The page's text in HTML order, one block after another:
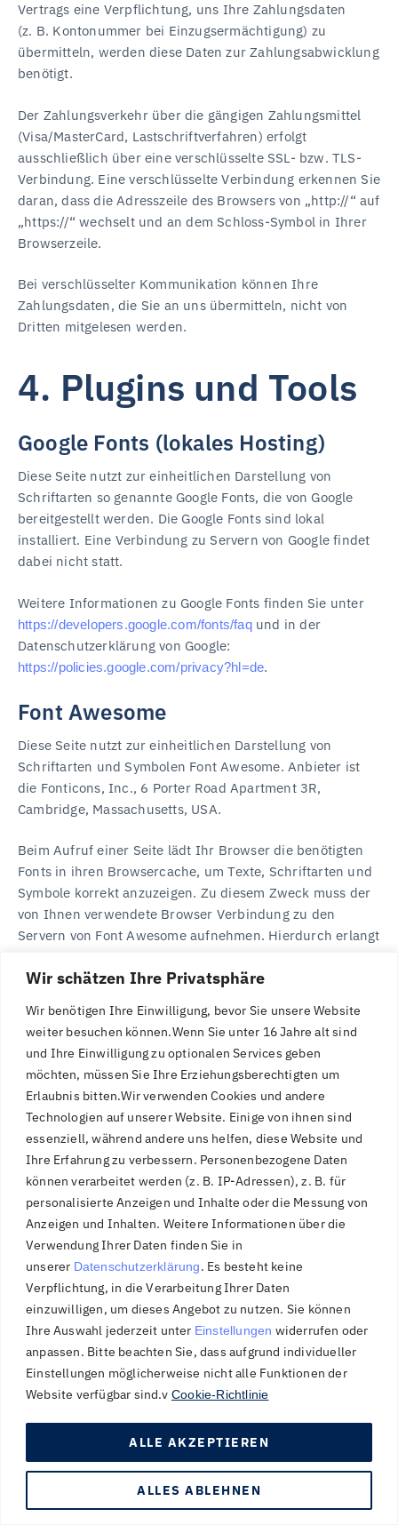
Wir schätzen Ihre Privatsphäre
Wir benötigen Ihre Einwilligung, bevor Sie unsere Website
weiter besuchen können.Wenn Sie unter 16 Jahre alt sind
und Ihre Einwilligung zu optionalen Services geben
möchten, müssen Sie Ihre Erziehungsberechtigten um
Erlaubnis bitten.Wir verwenden Cookies und andere
Technologien auf unserer Website. Einige von ihnen sind
essenziell, während andere uns helfen, diese Website und
Ihre Erfahrung zu verbessern. Personenbezogene Daten
können verarbeitet werden (z. B. IP-Adressen), z. B. für
personalisierte Anzeigen und Inhalte oder die Messung von
Anzeigen und Inhalten. Weitere Informationen über die
Verwendung Ihrer Daten finden Sie in
unserer Datenschutzerklärung. Es besteht keine
Verpflichtung, in die Verarbeitung Ihrer Daten
einzuwilligen, um dieses Angebot zu nutzen. Sie können
Ihre Auswahl jederzeit unter Einstellungen widerrufen oder
anpassen. Bitte beachten Sie, dass aufgrund individueller
Einstellungen möglicherweise nicht alle Funktionen der
Website verfügbar sind.v Cookie-Richtlinie
ALLES ABLEHNEN
ALLE AKZEPTIEREN
Vertrags eine Verpflichtung, uns Ihre Zahlungsdaten
(z. B. Kontonummer bei Einzugsermächtigung) zu
übermitteln, werden diese Daten zur Zahlungsabwicklung
benötigt.
Der Zahlungsverkehr über die gängigen Zahlungsmittel
(Visa/MasterCard, Lastschriftverfahren) erfolgt
ausschließlich über eine verschlüsselte SSL- bzw. TLS-
Verbindung. Eine verschlüsselte Verbindung erkennen Sie
daran, dass die Adresszeile des Browsers von „http://“ auf
„https://“ wechselt und an dem Schloss-Symbol in Ihrer
Browserzeile.
Bei verschlüsselter Kommunikation können Ihre
Zahlungsdaten, die Sie an uns übermitteln, nicht von
Dritten mitgelesen werden.
4. Plugins und Tools
Google Fonts (lokales Hosting)
Diese Seite nutzt zur einheitlichen Darstellung von
Schriftarten so genannte Google Fonts, die von Google
bereitgestellt werden. Die Google Fonts sind lokal
installiert. Eine Verbindung zu Servern von Google findet
dabei nicht statt.
Weitere Informationen zu Google Fonts finden Sie unter
https://developers.google.com/fonts/faqund in der
Datenschutzerklärung von Google:
https://policies.google.com/privacy?hl=de.
Font Awesome
Diese Seite nutzt zur einheitlichen Darstellung von
Schriftarten und Symbolen Font Awesome. Anbieter ist
die Fonticons, Inc., 6 Porter Road Apartment 3R,
Cambridge, Massachusetts, USA.
Beim Aufruf einer Seite lädt Ihr Browser die benötigten
Fonts in ihren Browsercache, um Texte, Schriftarten und
Symbole korrekt anzuzeigen. Zu diesem Zweck muss der
von Ihnen verwendete Browser Verbindung zu den
Servern von Font Awesome aufnehmen. Hierdurch erlangt
Adresse diese Website aufgerufen wurde. Die Nutzung
lit. f DSGVO. Wir haben ein berechtigtes Interesse an der
einheitlichen Darstellung des Schriftbildes auf unserer
Website. Sofern eine entsprechende Einwilligung
abgefragt wurde, erfolgt die Verarbeitung ausschließlich
auf Grundlage von Art. 6 Abs. 1 lit. a DSGVO und § 25
Abs. 1 TTDSG, soweit die Einwilligung die Speicherung
von Cookies oder den Zugriff auf Informationen im
Endgerät des Nutzers (z. B. Device-Fingerprinting) im
Sinne des TTDSG umfasst. Die Einwilligung ist jederzeit
widerrufbar.
Wenn Ihr Browser Font Awesome nicht unterstützt, wird
eine Standardschrift von Ihrem Computer genutzt.
Weitere Informationen zu Font Awesome finden Sie und
in der Datenschutzerklärung von Font Awesome unter:
https://fontawesome.com/privacy.
5. eCommerce und
Zahlungs­anbieter
Verarbeiten von Kunden- und